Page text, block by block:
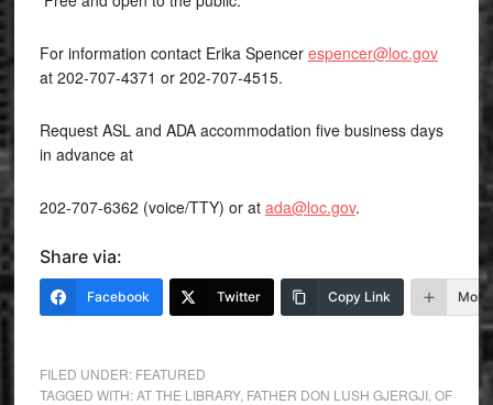
For information contact Erika Spencer espencer@loc.gov
at 202-707-4371 or 202-707-4515.
Request ASL and ADA accommodation five business days
in advance at
202-707-6362 (voice/TTY) or at ada@loc.gov.
Share via:
Facebook Twitter Copy Link More
FILED UNDER: FEATURED
TAGGED WITH:AT THE LIBRARY, FATHER DON LUSH GJERGJI, OF